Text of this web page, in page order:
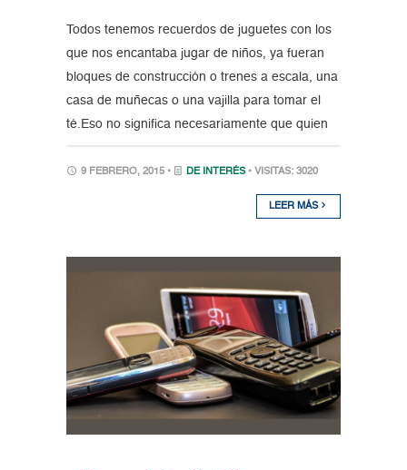
Todos tenemos recuerdos de juguetes con los
que nos encantaba jugar de niños, ya fueran
bloques de construcción o trenes a escala, una
casa de muñecas o una vajilla para tomar el
té.Eso no significa necesariamente que quien
9 FEBRERO, 2015 • DE INTERÉS • VISITAS: 3020
LEER MÁS